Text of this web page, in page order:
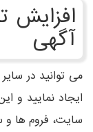
افزایش
آگهی
می توانید در
ایجاد نمایید و
سایت، فروم ها و